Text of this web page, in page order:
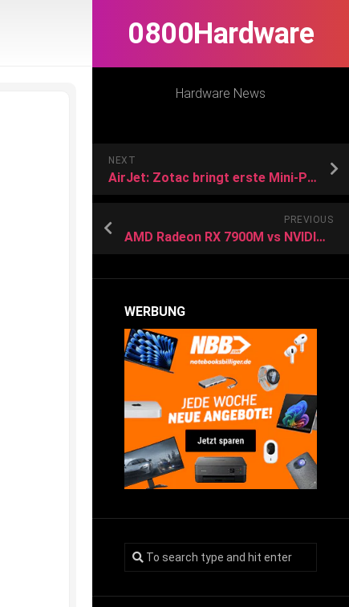
0800Hardware
Hardware News
NEXT
AirJet: Zotac bringt erste Mini-PCs mit lautloser Ultraschall-Lüftung
PREVIOUS
AMD Radeon RX 7900M vs NVIDIA GeForce RTX 3050 vs NVIDIA GeForce RTX 3080 Max-Q
WERBUNG